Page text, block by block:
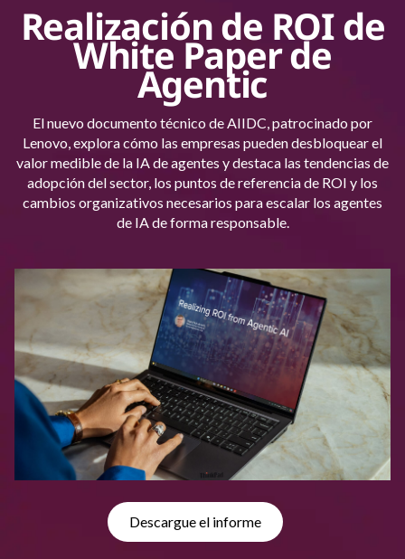
Realización de ROI de
White Paper de
Agentic
El nuevo documento técnico de AIIDC, patrocinado por
Lenovo, explora cómo las empresas pueden desbloquear el
valor medible de la IA de agentes y destaca las tendencias de
adopción del sector, los puntos de referencia de ROI y los
cambios organizativos necesarios para escalar los agentes
de IA de forma responsable.
Descargue el informe